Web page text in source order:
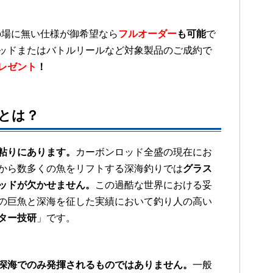
に無い仕様が御希望ならフルオーダーも可能で
ドまたはバトルリールなど対象製品のご成約で
ゼント ！
は？
にあります。
カーボンロッド全盛の現在にお
ら数多くの魚をリフトする深海釣りではグラス
が欠かせません。
この過酷な世界における妥
巨魚と深海を征した実績において釣り人の高い
ー技研 」です。
でのみ発揮されるものではありません。 一般